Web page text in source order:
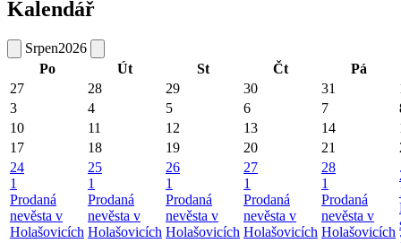
Kalendář
Srpen2026
Po
Út St Čt
Pá
27
28 29 30 31
3
4 5 6 7
10
11 12 13 14
17
18 19 20 21
24
1
Prodaná
nevěsta v
Holašovicích
25
1
Prodaná
nevěsta v
Holašovicích
26
1
Prodaná
nevěsta v
Holašovicích
27
1
Prodaná
nevěsta v
Holašovicích
28
1
Prodaná
nevěsta v
Holašovicích